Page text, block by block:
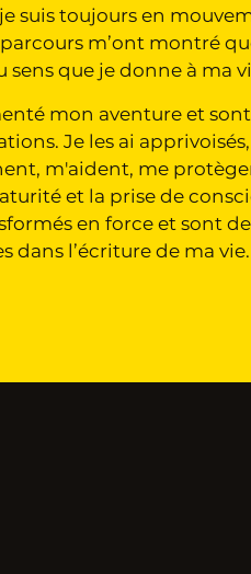
suis toujours en
m’ont montré
que je donne à ma
mon aventure et
Je les ai
m'aident, me
et la prise de
en force et sont
dans l’écriture de ma vie.